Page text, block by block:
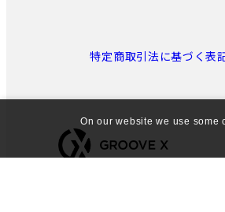
特定商取引法に基づく表
On our website we use